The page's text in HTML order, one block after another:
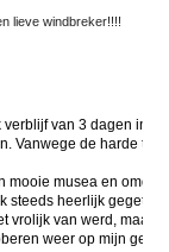
lieve windbreker!!!!
van 3 dagen in
Vanwege de harde tot
mooie musea en
steeds heerlijk
vrolijk van werd, maar
weer op mijn